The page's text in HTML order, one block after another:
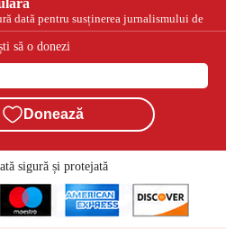
dată pentru susținerea jurnalismului de
să o donezi
Donează
sigură și protejată